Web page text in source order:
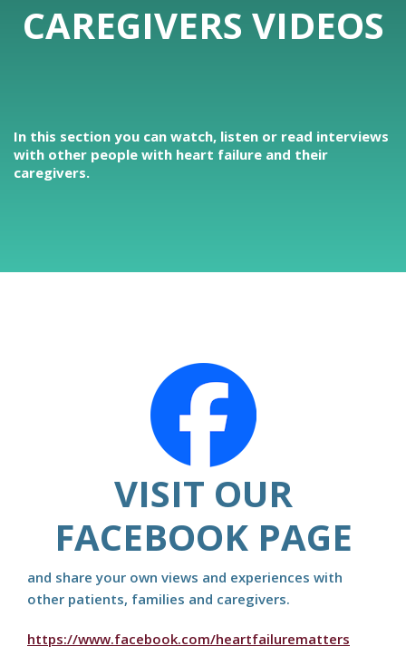
CAREGIVERS VIDEOS
In this section you can watch, listen or read interviews
with other people with heart failure and their
caregivers.
VISIT OUR
FACEBOOK PAGE
and share your own views and experiences with
other patients, families and caregivers.
https://www.facebook.com/heartfailurematters